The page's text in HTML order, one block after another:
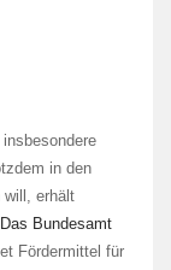
in den
will, erhält
Das Bundesamt
Fördermittel für